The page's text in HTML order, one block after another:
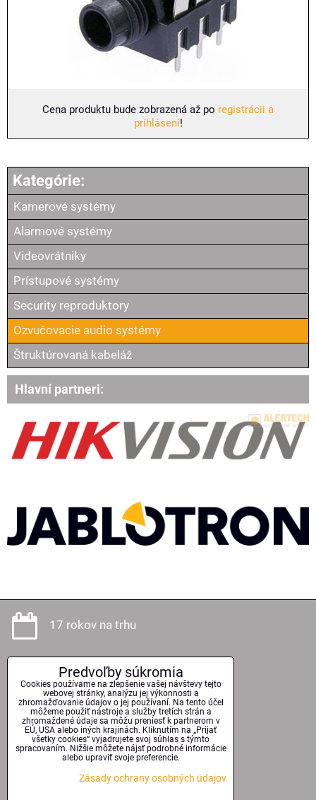
Cena produktu bude zobrazená až po registrácii a
prihlásení!
Kamerové systémy
Alarmové systémy
Videovrátniky
Prístupové systémy
Security reproduktory
Ozvučovacie audio systémy
Štruktúrovaná kabeláž
Hlavní partneri:
17 rokov na trhu
Odborné poradenstvo
Kvalitné technológie
Serióznosť a spoľahlivosť
Predvoľby súkromia
Cookies používame na zlepšenie vašej návštevy tejto
webovej stránky, analýzu jej výkonnosti a
zhromažďovanie údajov o jej používaní. Na tento účel
môžeme použiť nástroje a služby tretích strán a
zhromaždené údaje sa môžu preniesť k partnerom v
EÚ, USA alebo iných krajinách. Kliknutím na „Prijať
všetky cookies“ vyjadrujete svoj súhlas s týmto
spracovaním. Nižšie môžete nájsť podrobné informácie
alebo upraviť svoje preferencie.
Zásady ochrany osobných údajov